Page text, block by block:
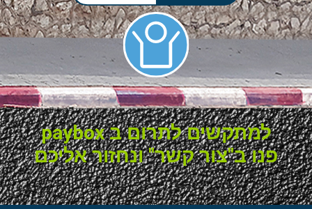
למתקשים לתרום ב paybox
פנו ב"צור קשר" ונחזור אליכם